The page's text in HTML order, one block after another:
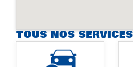
TOUS NOS SERVICES